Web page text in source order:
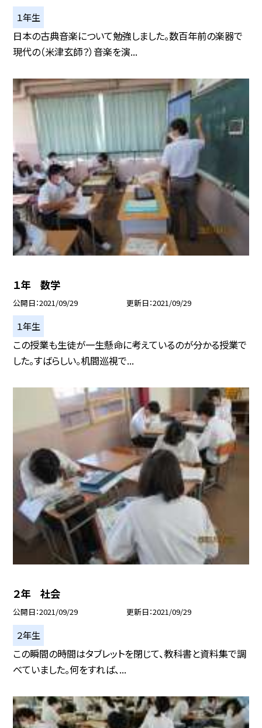
１年生
日本の古典音楽について勉強しました。数百年前の楽器で
現代の（米津玄師？）音楽を演...
１年 数学
公開日 2021/09/29 更新日 2021/09/29
１年生
この授業も生徒が一生懸命に考えているのが分かる授業で
した。すばらしい。机間巡視で...
２年 社会
公開日 2021/09/29 更新日 2021/09/29
２年生
この瞬間の時間はタブレットを閉じて、教科書と資料集で調
べていました。何をすれば、...